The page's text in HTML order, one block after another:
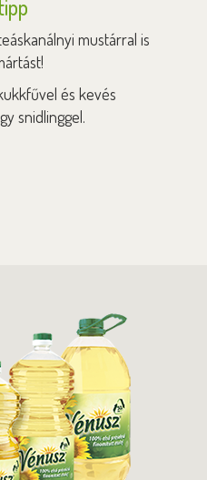
mustárral is
és kevés
snidlinggel.